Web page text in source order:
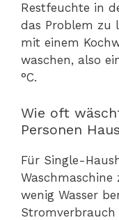
Restfeuchte in
das Problem zu
mit einem
waschen, also
°C.
Wie oft
Personen
Für Single-
wenig Wasser
Stromverbrauch